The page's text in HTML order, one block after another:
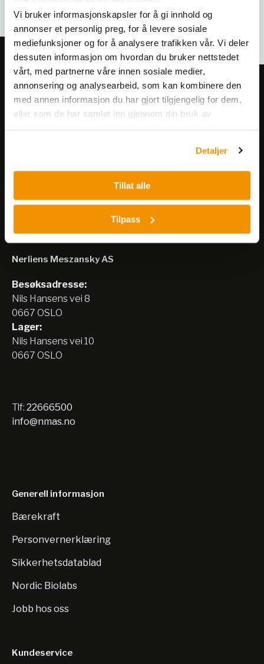
Vi bruker informasjonskapsler for å gi innhold og
annonser et personlig preg, for å levere sosiale
mediefunksjoner og for å analysere trafikken vår. Vi deler
dessuten informasjon om hvordan du bruker nettstedet
vårt, med partnerne våre innen sosiale medier,
annonsering og analysearbeid, som kan kombinere den
med annen informasjon du har gjort tilgjengelig for dem,
eller som de har samlet inn gjennom din bruk av
Detaljer
Tillat alle
Tilpass
Meld deg på vårt nyhetsbrev!
Få informasjon om produkter,
arrangementer og kampanjer.
Nerliens Meszansky AS
Besøksadresse:
Nils Hansens vei 8
0667 OSLO
Lager:
Nils Hansens vei 10
0667 OSLO
Tlf: 22666500
info@nmas.no
Generell informasjon
Bærekraft
Personvernerklæring
Sikkerhetsdatablad
Nordic Biolabs
Jobb hos oss
Kundeservice